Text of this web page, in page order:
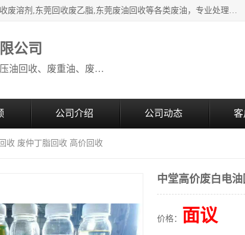
本公司高价废油回收：东莞回收废油,东莞回收废乙脂胶水,东莞回收废溶剂,东莞回收废乙脂,东莞废油回收等各类废油，专业处理从事化工产品研发与销售的综合型高科技服务性企业。我公司自成立以来，一直秉承“科技创新，立足诚信，感恩于心”的理念，力求设计与客户合作共赢的局面。在广大新老客户的大力支持下，我公司员工经过不懈努力，公司已快速发展成为国内知名化工企业。
公司
本公司高价废油回收：回收废机油、废液压油回收、废重油、废食用油回收、废导热油、废、废油漆、废UV光油、废清、废白矿油、废变压器油
公司介绍 公司动态 客
收 废仲丁脂回收 高价回收
中堂高价废白电
价格： 面议